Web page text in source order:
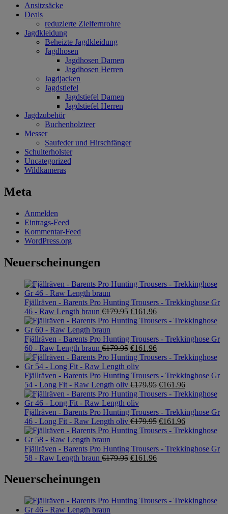
Ansitzsäcke
Deals
reduzierte Zielfernrohre
Jagdkleidung
Beheizte Jagdkleidung
Jagdhosen
Jagdhosen Damen
Jagdhosen Herren
Jagdjacken
Jagdstiefel
Jagdstiefel Damen
Jagdstiefel Herren
Jagdzubehör
Buchenholzteer
Messer
Saufeder und Hirschfänger
Schulterholster
Uncategorized
Wildkameras
Meta
Anmelden
Eintrags-Feed
Kommentar-Feed
WordPress.org
Neuerscheinungen
Fjällräven - Barents Pro Hunting Trousers - Trekkinghose Gr
46 - Raw Length braun €179.95 €161.96
Fjällräven - Barents Pro Hunting Trousers - Trekkinghose Gr
60 - Raw Length braun €179.95 €161.96
Fjällräven - Barents Pro Hunting Trousers - Trekkinghose Gr
54 - Long Fit - Raw Length oliv €179.95 €161.96
Fjällräven - Barents Pro Hunting Trousers - Trekkinghose Gr
46 - Long Fit - Raw Length oliv €179.95 €161.96
Fjällräven - Barents Pro Hunting Trousers - Trekkinghose Gr
58 - Raw Length braun €179.95 €161.96
Neuerscheinungen